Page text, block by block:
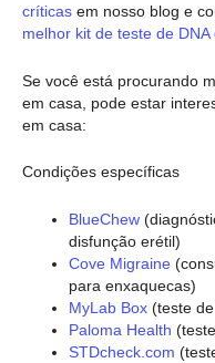
críticas em nosso blog e
melhor kit de teste de
Se você está procurando
em casa, pode estar
em casa:
Condições específicas
BlueChew
disfunção erétil)
Cove Migraine
para enxaquecas)
MyLab Box (teste
Paloma Health
STDcheck.com